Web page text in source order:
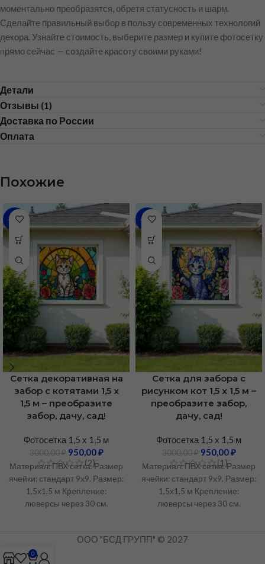
моментально преобразятся, обретя статусность и шарм.
Сделайте правильный выбор в пользу современных технологий
декора. Узнайте стоимость, выберите размер и купите фотосетку
прямо сейчас — создайте красоту своими руками!
Детали
Отзывы (1)
Доставка по России
Оплата
Похожие
-68%
Сетка декоративная на
забор с котятами 1,5 х
1,5 м – преобразите
забор, дачу, сад!
Фотосетка 1,5 х 1,5 м
3000,00₽ 950,00₽
(2)
Материал: ПВХ сетка. Размер
ячейки: стандарт 9х9. Размер:
1,5х1,5 м Крепление:
люверсы через 30 см.
Рабочий температурный
диапазон: От -50°C до +60°C.
-68%
Сетка для забора с
рисунком кот 1,5 х 1,5 м –
преобразите забор,
дачу, сад!
Фотосетка 1,5 х 1,5 м
3000,00₽ 950,00₽
(1)
Материал: ПВХ сетка. Размер
ячейки: стандарт 9х9. Размер:
1,5х1,5 м Крепление:
люверсы через 30 см.
Рабочий температурный
ООО "БСД ГРУПП" © 2027
0